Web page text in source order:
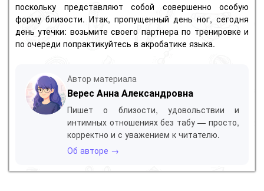
поскольку представляют собой совершенно особую
форму близости. Итак, пропущенный день ног, сегодня
день утечки: возьмите своего партнера по тренировке и
по очереди попрактикуйтесь в акробатике языка.
Автор материала
Верес Анна Александровна
Пишет о близости, удовольствии и
интимных отношениях без табу — просто,
корректно и с уважением к читателю.
Об авторе →